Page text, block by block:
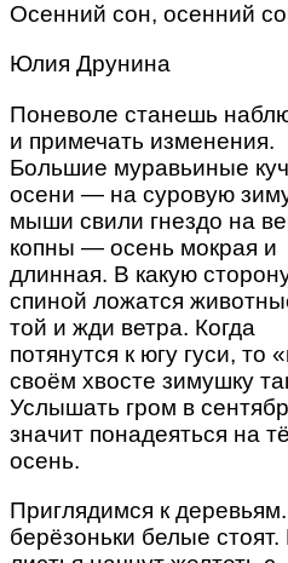
Осенний сон, осенний
Юлия Друнина
Поневоле станешь
и примечать изменения.
Большие муравьиные
осени — на суровую
мыши свили гнездо на
копны — осень мокрая и
длинная. В какую
спиной ложатся
той и жди ветра. Когда
потянутся к югу гуси, то
своём хвосте зимушку
Услышать гром в
значит понадеяться на
осень.
Приглядимся к
берёзоньки белые стоят.